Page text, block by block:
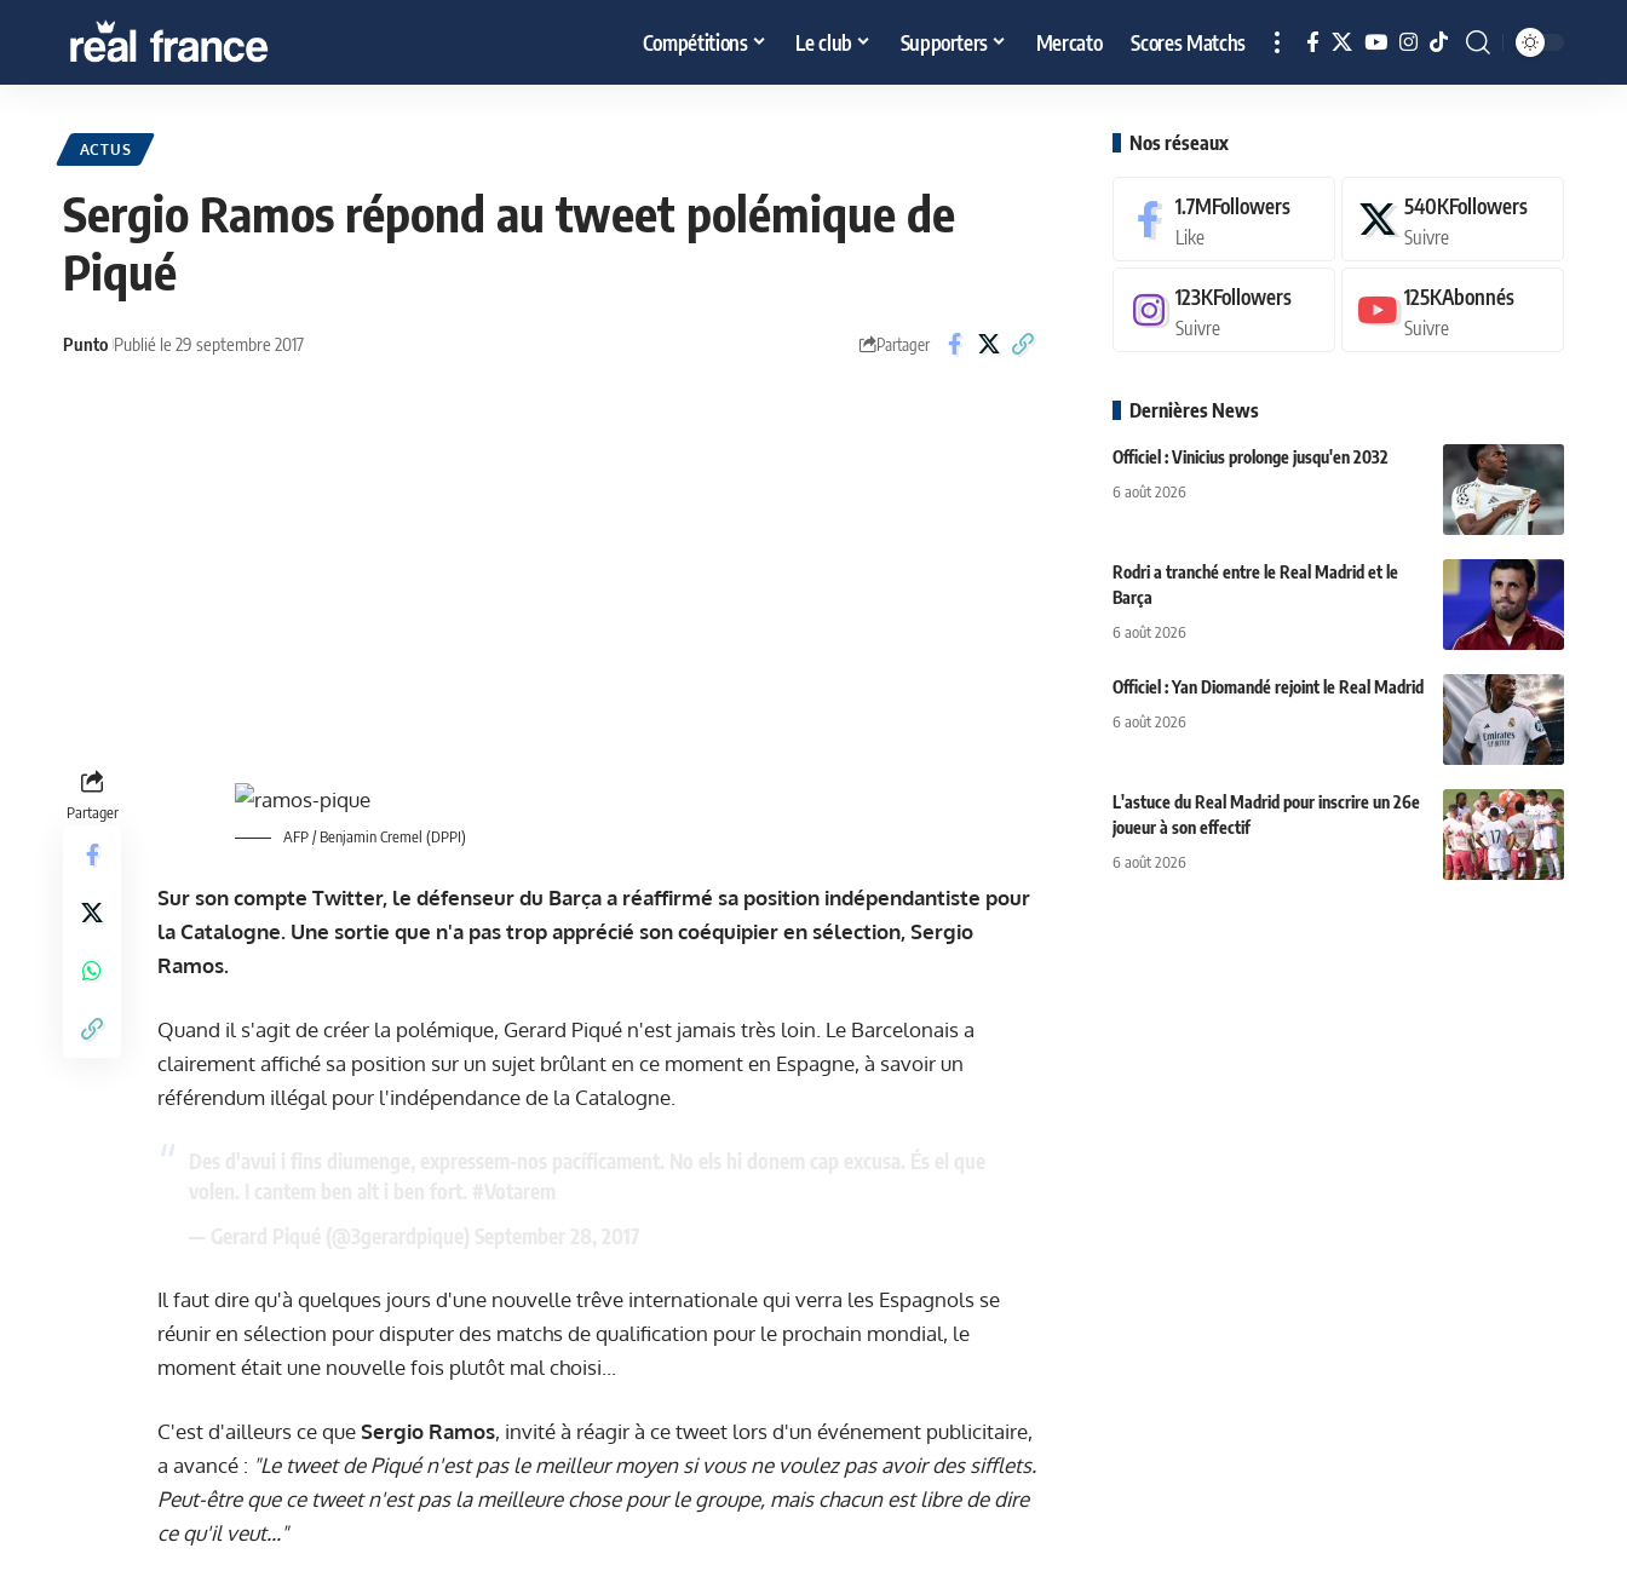
Compétitions Le club Supporters Mercato Scores Matchs
ACTUS
Sergio Ramos répond au tweet polémique de
Piqué
Punto Publié le 29 septembre 2017 Partager
Partager
AFP / Benjamin Cremel (DPPI)
Sur son compte Twitter, le défenseur du Barça a réaffirmé sa position indépendantiste pour
la Catalogne. Une sortie que n'a pas trop apprécié son coéquipier en sélection, Sergio
Ramos.
Quand il s'agit de créer la polémique, Gerard Piqué n'est jamais très loin. Le Barcelonais a
clairement affiché sa position sur un sujet brûlant en ce moment en Espagne, à savoir un
référendum illégal pour l'indépendance de la Catalogne.
Il faut dire qu'à quelques jours d'une nouvelle trêve internationale qui verra les Espagnols se
réunir en sélection pour disputer des matchs de qualification pour le prochain mondial, le
moment était une nouvelle fois plutôt mal choisi...
C'est d'ailleurs ce queSergio Ramos, invité à réagir à ce tweet lors d'un événement publicitaire,
a avancé : "Le tweet de Piqué n'est pas le meilleur moyen si vous ne voulez pas avoir des sifflets.
Peut-être que ce tweet n'est pas la meilleure chose pour le groupe, mais chacun est libre de dire
ce qu'il veut..."
Nos réseaux
1.7MFollowers
Like
540KFollowers
Suivre
123KFollowers
Suivre
125KAbonnés
Suivre
Dernières News
Officiel : Vinicius prolonge jusqu'en 2032
6 août 2026
Rodri a tranché entre le Real Madrid et le
Barça
6 août 2026
Officiel : Yan Diomandé rejoint le Real Madrid
6 août 2026
L'astuce du Real Madrid pour inscrire un 26e
joueur à son effectif
6 août 2026